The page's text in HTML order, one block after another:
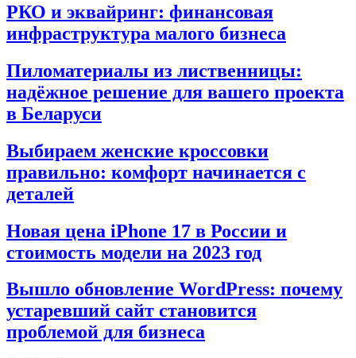
РКО и эквайринг: финансовая
инфраструктура малого бизнеса
Пиломатериалы из лиственницы:
надёжное решение для вашего проекта
в Беларуси
Выбираем женские кроссовки
правильно: комфорт начинается с
деталей
Новая цена iPhone 17 в России и
стоимость модели на 2023 год
Вышло обновление WordPress: почему
устаревший сайт становится
проблемой для бизнеса